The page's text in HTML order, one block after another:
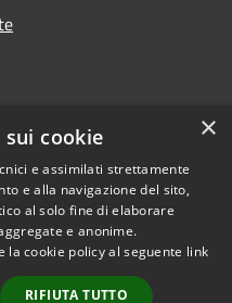
Copyright © 2026 • Comune di
Pontecchio Polesine • Powered
byMunicipium Accesso
×
cookie
e assimilati strettamente
e alla navigazione del sito,
al solo fine di elaborare
e anonime.
la cookie policy al seguente link
RIFIUTA TUTTO